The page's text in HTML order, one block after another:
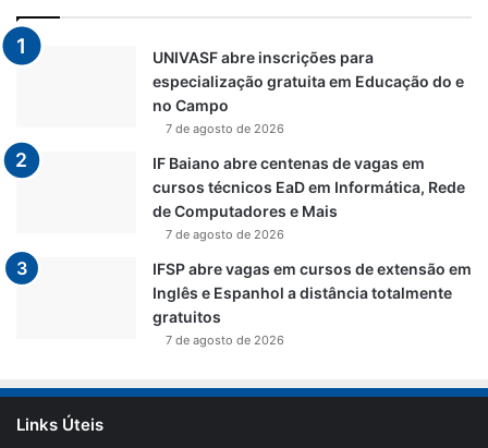
UNIVASF abre inscrições para
especialização gratuita em Educação do e
no Campo
7 de agosto de 2026
IF Baiano abre centenas de vagas em
cursos técnicos EaD em Informática, Rede
de Computadores e Mais
7 de agosto de 2026
IFSP abre vagas em cursos de extensão em
Inglês e Espanhol a distância totalmente
gratuitos
7 de agosto de 2026
Links Úteis